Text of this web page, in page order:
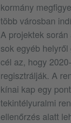
kormány
több városban
A projektek
sok egyéb
cél az, hogy
regisztrálják. A
kínai kap egy
tekintélyuralmi
ellenőrzés alatt